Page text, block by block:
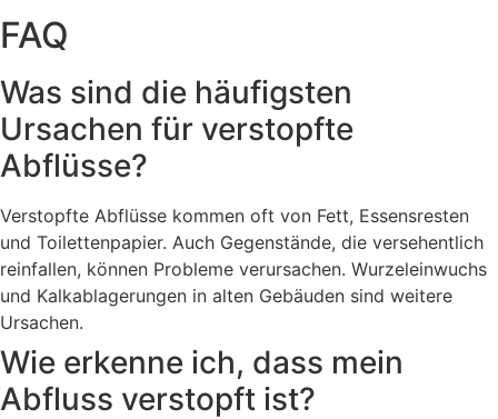
FAQ
Was sind die häufigsten
Ursachen für verstopfte
Abflüsse?
Verstopfte Abflüsse kommen oft von Fett, Essensresten
und Toilettenpapier. Auch Gegenstände, die versehentlich
reinfallen, können Probleme verursachen. Wurzeleinwuchs
und Kalkablagerungen in alten Gebäuden sind weitere
Ursachen.
Wie erkenne ich, dass mein
Abfluss verstopft ist?